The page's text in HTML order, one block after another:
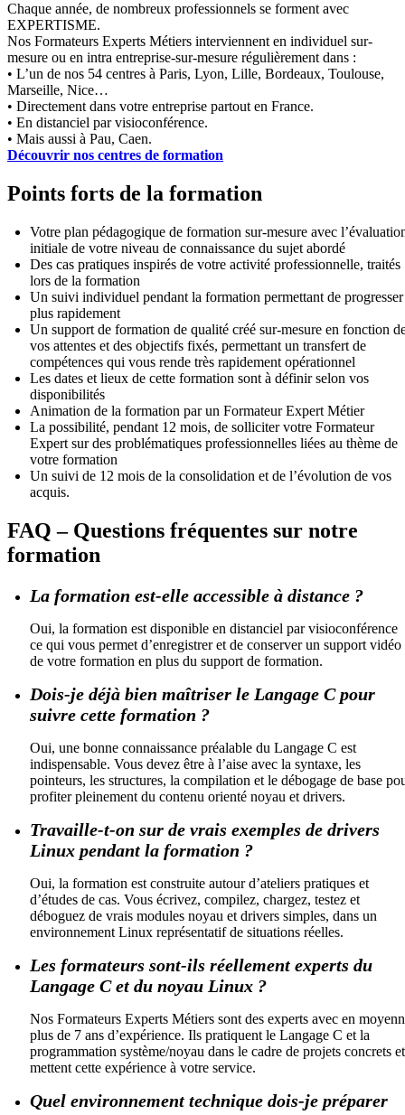
Chaque année, de nombreux professionnels se forment avec
EXPERTISME.
Nos Formateurs Experts Métiers interviennent en individuel sur-
mesure ou en intra entreprise-sur-mesure régulièrement dans :
• L’un de nos 54 centres à Paris, Lyon, Lille, Bordeaux, Toulouse,
Marseille, Nice…
• Directement dans votre entreprise partout en France.
• En distanciel par visioconférence.
• Mais aussi à Pau, Caen.
Découvrir nos centres de formation
Points forts de la formation
Votre plan pédagogique de formation sur-mesure avec
initiale de votre niveau de connaissance du sujet abordé
Des cas pratiques inspirés de votre activité professionnelle, traités
lors de la formation
Un suivi individuel pendant la formation permettant de progresser
plus rapidement
Un support de formation de qualité créé sur-mesure en fonction
vos attentes et des objectifs fixés, permettant un transfert de
compétences qui vous rende très rapidement opérationnel
Les dates et lieux de cette formation sont à définir selon vos
disponibilités
Animation de la formation par un Formateur Expert Métier
La possibilité, pendant 12 mois, de solliciter votre Formateur
Expert sur des problématiques professionnelles liées au thème de
votre formation
Un suivi de 12 mois de la consolidation et de l’évolution de vos
acquis.
FAQ – Questions fréquentes sur notre
formation
La formation est-elle accessible à distance ?
Oui, la formation est disponible en distanciel par visioconférence
ce qui vous permet d’enregistrer et de conserver un support vidéo
de votre formation en plus du support de formation.
Dois-je déjà bien maîtriser le Langage C pour
suivre cette formation ?
Oui, une bonne connaissance préalable du Langage C est
indispensable. Vous devez être à l’aise avec la syntaxe, les
pointeurs, les structures, la compilation et le débogage de base
profiter pleinement du contenu orienté noyau et drivers.
Travaille-t-on sur de vrais exemples de drivers
Linux pendant la formation ?
Oui, la formation est construite autour d’ateliers pratiques et
d’études de cas. Vous écrivez, compilez, chargez, testez et
déboguez de vrais modules noyau et drivers simples, dans un
environnement Linux représentatif de situations réelles.
Les formateurs sont-ils réellement experts du
Langage C et du noyau Linux ?
Nos Formateurs Experts Métiers sont des experts avec en
plus de 7 ans d’expérience. Ils pratiquent le Langage C et la
programmation système/noyau dans le cadre de projets concrets et
mettent cette expérience à votre service.
Quel environnement technique dois-je préparer